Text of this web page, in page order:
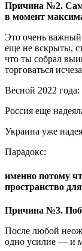
Причина №2.
в момент
Это очень важный
еще не вскрыты,
что ты собрал
торговаться
Весной 2022 года:
Россия еще
Украина уже
Парадокс:
именно потому
пространство
Причина №3.
После любой
одно усилие — и